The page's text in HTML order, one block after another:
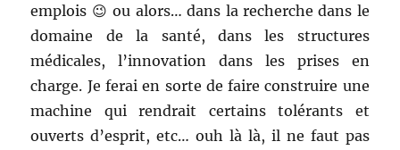
emplois 😉 ou alors… dans la recherche dans le
domaine de la santé, dans les structures
médicales, l’innovation dans les prises en
charge. Je ferai en sorte de faire construire une
machine qui rendrait certains tolérants et
ouverts d’esprit, etc… ouh là là, il ne faut pas